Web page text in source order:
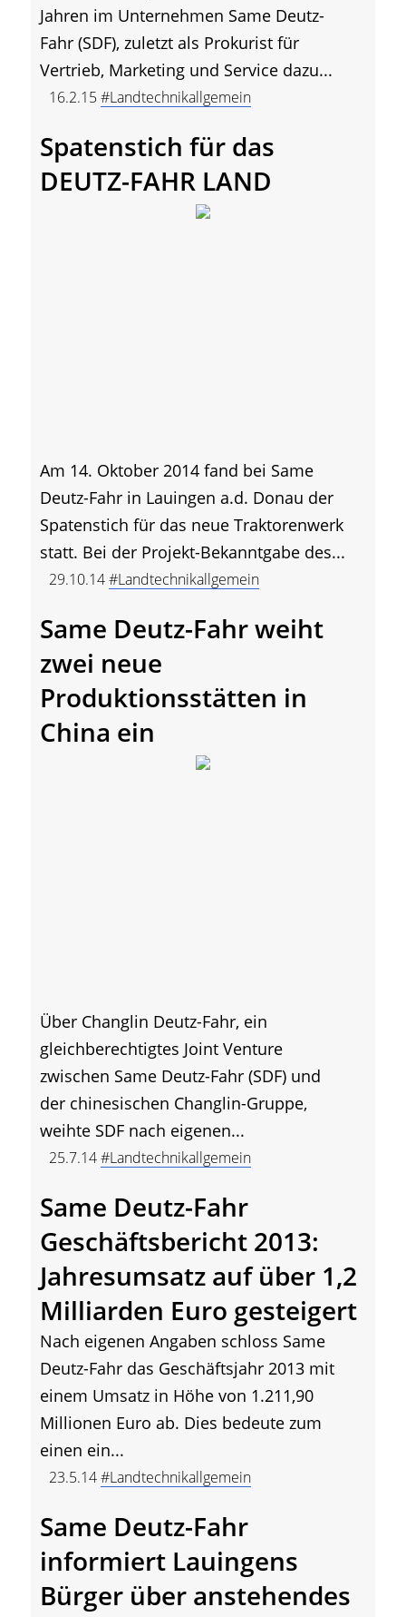
Jahren im Unternehmen Same Deutz-
Fahr (SDF), zuletzt als Prokurist für
Vertrieb, Marketing und Service dazu...
16.2.15#Landtechnikallgemein
Spatenstich für das
DEUTZ-FAHR LAND
Am 14. Oktober 2014 fand bei Same
Deutz-Fahr in Lauingen a.d. Donau der
Spatenstich für das neue Traktorenwerk
statt. Bei der Projekt-Bekanntgabe des...
29.10.14#Landtechnikallgemein
Same Deutz-Fahr weiht
zwei neue
Produktionsstätten in
China ein
Über Changlin Deutz-Fahr, ein
gleichberechtigtes Joint Venture
zwischen Same Deutz-Fahr (SDF) und
der chinesischen Changlin-Gruppe,
weihte SDF nach eigenen...
25.7.14#Landtechnikallgemein
Same Deutz-Fahr
Geschäftsbericht 2013:
Jahresumsatz auf über 1,2
Milliarden Euro gesteigert
Nach eigenen Angaben schloss Same
Deutz-Fahr das Geschäftsjahr 2013 mit
einem Umsatz in Höhe von 1.211,90
Millionen Euro ab. Dies bedeute zum
einen ein...
23.5.14#Landtechnikallgemein
Same Deutz-Fahr
informiert Lauingens
Bürger über anstehendes